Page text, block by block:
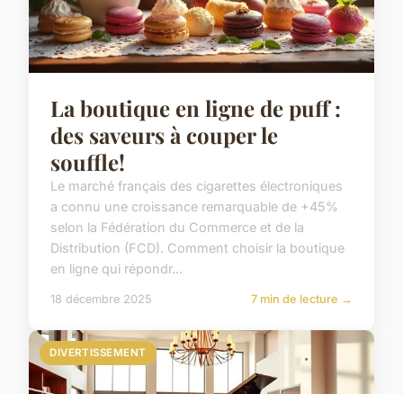
La boutique en ligne de puff :
des saveurs à couper le
souffle!
Le marché français des cigarettes électroniques
a connu une croissance remarquable de +45%
selon la Fédération du Commerce et de la
Distribution (FCD). Comment choisir la boutique
en ligne qui répondr...
18 décembre 2025 7 min de lecture →
DIVERTISSEMENT